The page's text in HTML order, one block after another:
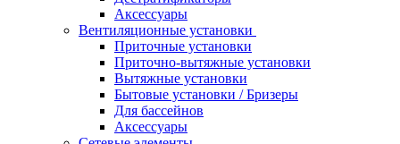
Аксессуары
Вентиляционные установки
Приточные установки
Приточно-вытяжные установки
Вытяжные установки
Бытовые установки / Бризеры
Для бассейнов
Аксессуары